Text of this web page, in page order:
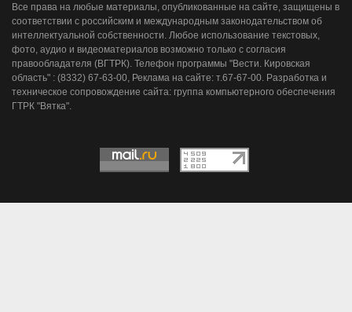
Все права на любые материалы, опубликованные на сайте, защищены в
соответствии с российским и международным законодательством об
интеллектуальной собственности. Любое использование текстовых,
фото, аудио и видеоматериалов возможно только с согласия
правообладателя (ВГТРК). Телефон программы "Вести. Кировская
область" : (8332) 67-63-00, Реклама на сайте: т.67-67-00. Разработка и
техническое сопровождение сайта: группа компьютерного обеспечения
ГТРК "Вятка".